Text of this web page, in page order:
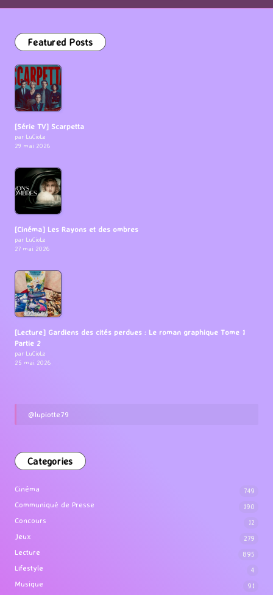
Featured Posts
[Série TV] Scarpetta
par LuCioLe
29 mai 2026
[Cinéma] Les Rayons et des ombres
par LuCioLe
27 mai 2026
[Lecture] Gardiens des cités perdues : Le roman graphique Tome 1
Partie 2
par LuCioLe
25 mai 2026
@lupiotte79
Categories
Cinéma 749
Communiqué de Presse 190
Concours 12
Jeux 279
Lecture 895
Lifestyle 4
Musique 91